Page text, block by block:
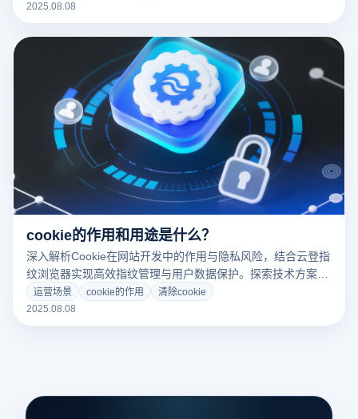
数据安全
2025.08.08
cookie的作用和用途是什么？
深入解析Cookie在网站开发中的作用与隐私风险，结合云登指
纹浏览器实现高效指纹管理与用户数据保护。探索技术方案，
优化您的浏览安全策略——立即阅读专业指南！
运营场景 cookie的作用
清除cookie
2025.08.08